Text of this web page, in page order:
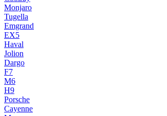
Monjaro
Tugella
Emgrand
EX5
Haval
Jolion
Dargo
F7
M6
H9
Porsche
Cayenne